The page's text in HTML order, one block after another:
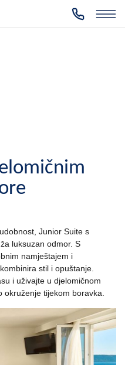
Junior Suite s
luksuzan odmor. S
namještajem i
stil i opuštanje.
i uživajte u djelomičnom
okruženje tijekom boravka.